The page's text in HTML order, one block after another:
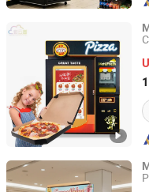
Guangzhou
Guangdong, China
Guangzhou Caiyunjuan